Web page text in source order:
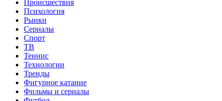
Происшествия
Психология
Рынки
Сериалы
Спорт
ТВ
Теннис
Технологии
Тренды
Фигурное катание
Фильмы и сериалы